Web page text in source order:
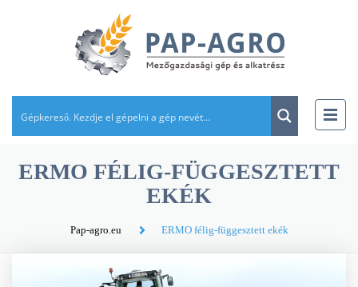
ERMO FÉLIG-FÜGGESZTETT
EKÉK
Pap-agro.eu ERMO félig-függesztett ekék